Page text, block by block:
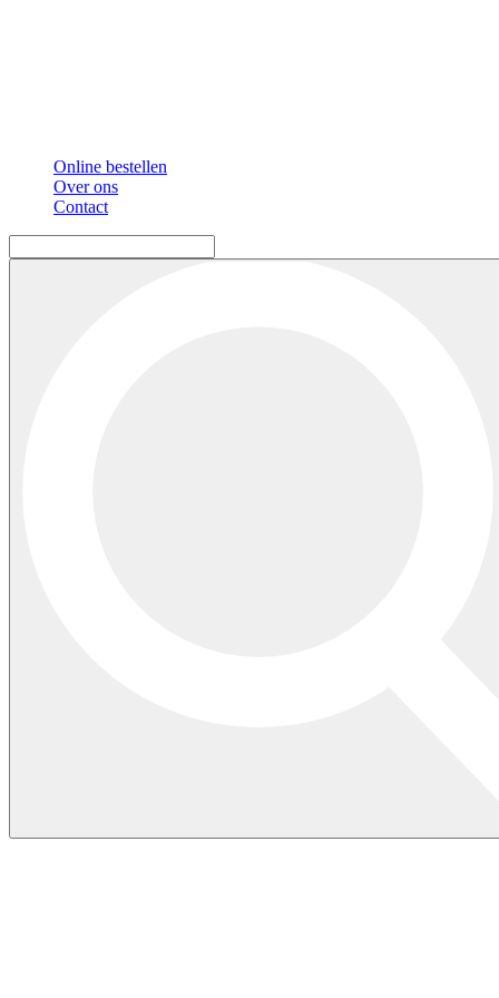
Online bestellen
Over ons
Contact